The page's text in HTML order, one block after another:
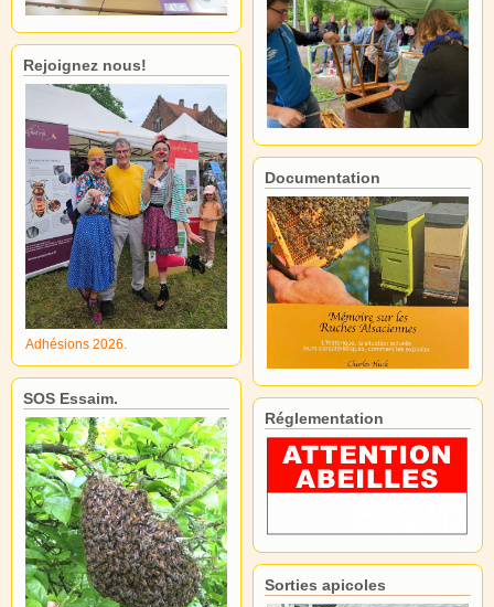
Rejoignez nous!
Adhésions 2026.
SOS Essaim.
Documentation
Réglementation
Sorties apicoles